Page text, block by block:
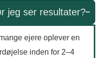
jeg ser resultater?
ejere oplever en
inden for 2–4